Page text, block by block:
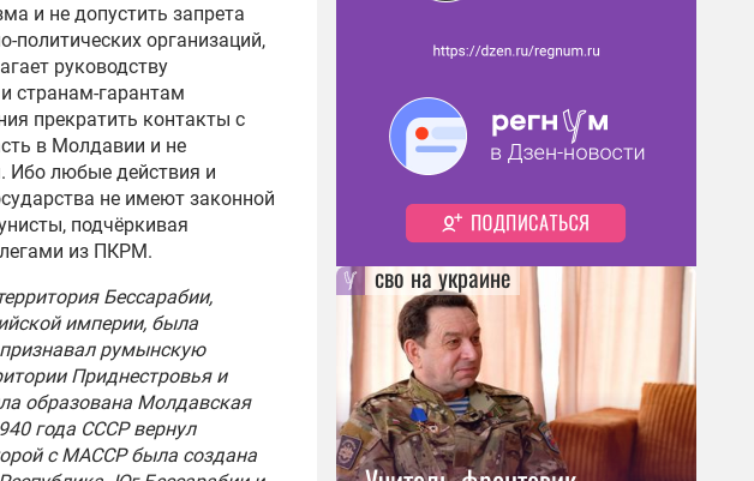
и не допустить запрета
политических организаций,
руководству
странам-гарантам
прекратить контакты с
в Молдавии и не
Ибо любые действия и
не имеют законной
подчёркивая
из ПКРМ.
Бессарабии,
империи, была
румынскую
Приднестровья и
образована Молдавская
года СССР вернул
с МАССР была создана
сво на украине